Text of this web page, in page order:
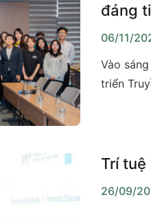
đáng
06/11/
Vào
triển
Trí
26/09/